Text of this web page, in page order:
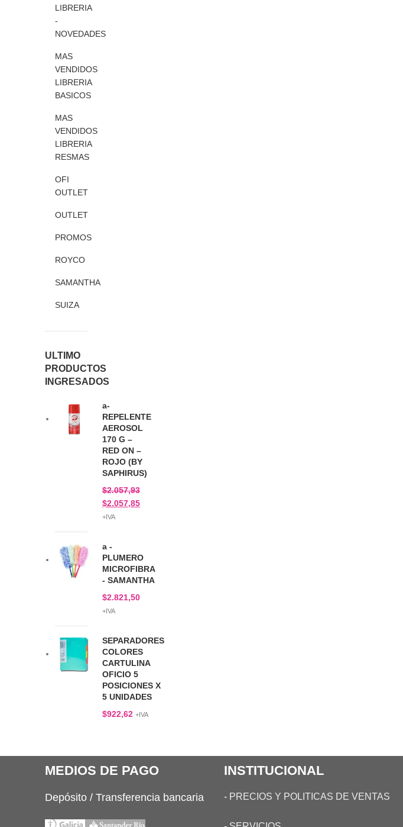
LIBRERIA
-
NOVEDADES
MAS
VENDIDOS
LIBRERIA
BASICOS
MAS
VENDIDOS
LIBRERIA
RESMAS
OFI
OUTLET
OUTLET
PROMOS
ROYCO
SAMANTHA
SUIZA
ULTIMO
PRODUCTOS
INGRESADOS
a-
REPELENTE
AEROSOL
170 G –
RED ON –
ROJO (BY
SAPHIRUS)
$2.057,93
$2.057,85
+IVA
a -
PLUMERO
MICROFIBRA
- SAMANTHA
$2.821,50
+IVA
SEPARADORES
COLORES
CARTULINA
OFICIO 5
POSICIONES X
5 UNIDADES
$922,62 +IVA
MEDIOS DE PAGO
Depósito / Transferencia bancaria
INSTITUCIONAL
- PRECIOS Y POLITICAS DE VENTAS